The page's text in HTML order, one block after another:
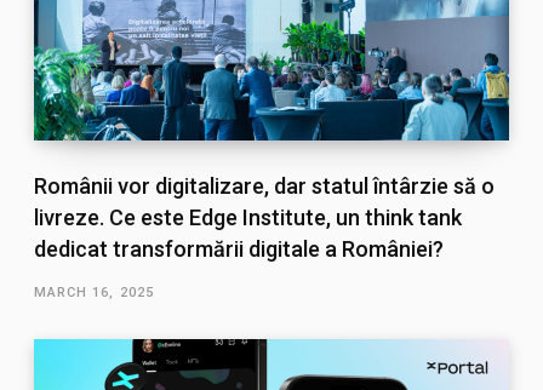
Românii vor digitalizare, dar statul întârzie să o
livreze. Ce este Edge Institute, un think tank
dedicat transformării digitale a României?
MARCH 16, 2025